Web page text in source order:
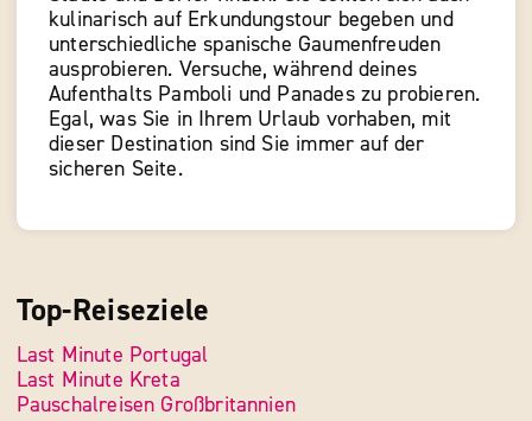
kulinarisch auf Erkundungstour begeben und
unterschiedliche spanische Gaumenfreuden
ausprobieren. Versuche, während deines
Aufenthalts Pamboli und Panades zu probieren.
Egal, was Sie in Ihrem Urlaub vorhaben, mit
dieser Destination sind Sie immer auf der
sicheren Seite.
Top-Reiseziele
Last Minute Portugal
Last Minute Kreta
Pauschalreisen Großbritannien